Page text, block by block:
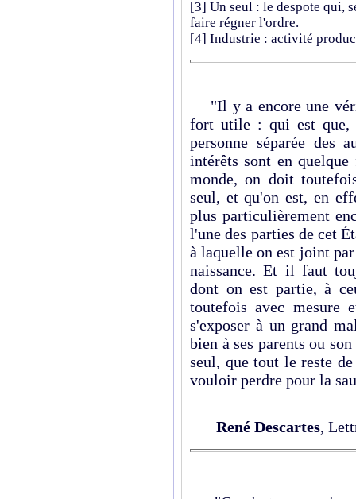
[3] Un seul : le despote qui,
faire régner l'ordre.
[4] Industrie : activité
"Il y a encore une
fort utile : qui est que,
personne séparée des
intérêts sont en
monde, on doit
seul, et qu'on est, en
plus particulièrement
l'une des parties de cet
à laquelle on est joint
naissance. Et il faut
dont on est partie, à
toutefois avec mesure
s'exposer à un grand
bien à ses parents ou
seul, que tout le reste
vouloir perdre pour la
René Descartes,